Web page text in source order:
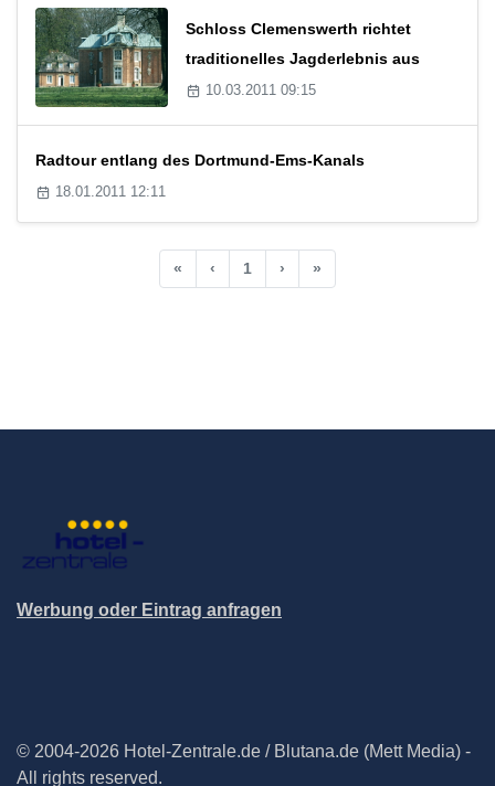
Schloss Clemenswerth richtet
traditionelles Jagderlebnis aus
10.03.2011 09:15
Radtour entlang des Dortmund-Ems-Kanals
18.01.2011 12:11
« ‹ 1 › »
Werbung oder Eintrag anfragen
© 2004-2026 Hotel-Zentrale.de / Blutana.de (Mett Media) -
All rights reserved.